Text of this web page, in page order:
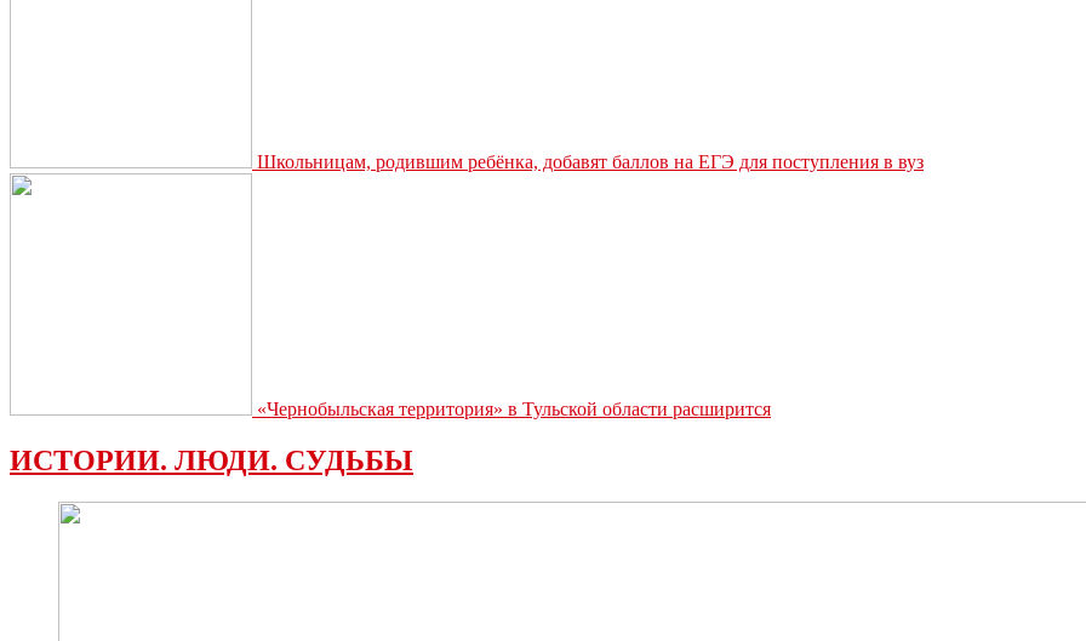
Школьницам, родившим ребёнка, добавят баллов на ЕГЭ для поступления в вуз
«Чернобыльская территория» в Тульской области расширится
ИСТОРИИ. ЛЮДИ. СУДЬБЫ